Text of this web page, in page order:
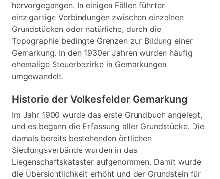
hervorgegangen. In einigen Fällen führten
einzigartige Verbindungen zwischen einzelnen
Grundstücken oder natürliche, durch die
Topographie bedingte Grenzen zur Bildung einer
Gemarkung. In den 1930er Jahren wurden häufig
ehemalige Steuerbezirke in Gemarkungen
umgewandelt.
Historie der Volkesfelder Gemarkung
Im Jahr 1900 wurde das erste Grundbuch angelegt,
und es begann die Erfassung aller Grundstücke. Die
damals bereits bestehenden örtlichen
Siedlungsverbände wurden in das
Liegenschaftskataster aufgenommen. Damit wurde
die Übersichtlichkeit erhöht und der Grundstein für